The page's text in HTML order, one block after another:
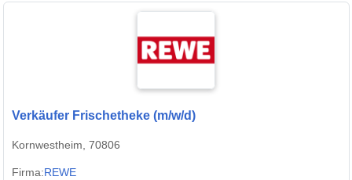
Verkäufer Frischetheke (m/w/d)
Kornwestheim, 70806
Firma:REWE